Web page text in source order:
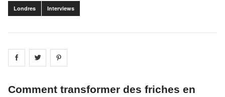
Londres Interviews
Share on facebook
Share on
Comment transformer des friches en